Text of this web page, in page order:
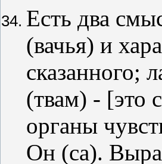
Есть два
(вачья) и
сказанного;
(твам) - [это
органы
Он (са).